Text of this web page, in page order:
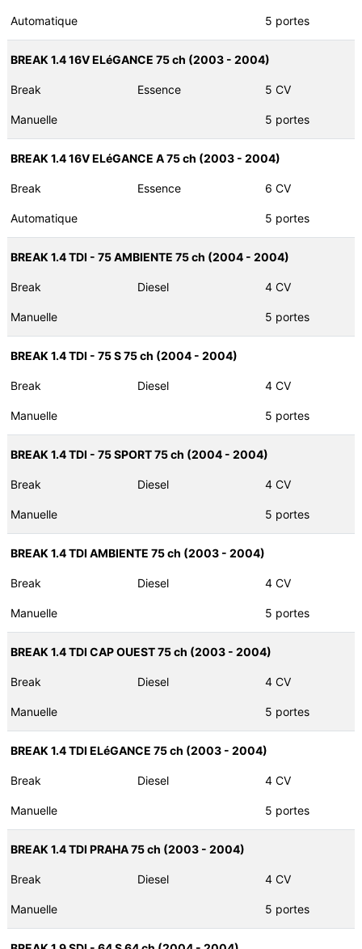
Automatique 5 portes
BREAK 1.4 16V ELéGANCE 75 ch (2003 - 2004)
Break Essence 5 CV
Manuelle 5 portes
BREAK 1.4 16V ELéGANCE A 75 ch (2003 - 2004)
Break Essence 6 CV
Automatique 5 portes
BREAK 1.4 TDI - 75 AMBIENTE 75 ch (2004 - 2004)
Break Diesel 4 CV
Manuelle 5 portes
BREAK 1.4 TDI - 75 S 75 ch (2004 - 2004)
Break Diesel 4 CV
Manuelle 5 portes
BREAK 1.4 TDI - 75 SPORT 75 ch (2004 - 2004)
Break Diesel 4 CV
Manuelle 5 portes
BREAK 1.4 TDI AMBIENTE 75 ch (2003 - 2004)
Break Diesel 4 CV
Manuelle 5 portes
BREAK 1.4 TDI CAP OUEST 75 ch (2003 - 2004)
Break Diesel 4 CV
Manuelle 5 portes
BREAK 1.4 TDI ELéGANCE 75 ch (2003 - 2004)
Break Diesel 4 CV
Manuelle 5 portes
BREAK 1.4 TDI PRAHA 75 ch (2003 - 2004)
Break Diesel 4 CV
Manuelle 5 portes